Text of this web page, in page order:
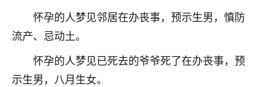
怀孕的人梦见邻居在办丧事，预示生男，慎防
流产、忌动土。
怀孕的人梦见已死去的爷爷死了在办丧事，预
示生男，八月生女。